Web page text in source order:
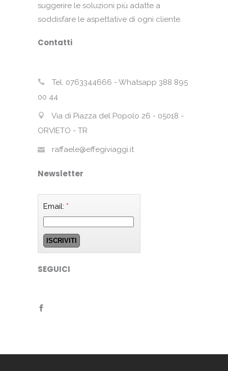
suggerire le soluzioni più adatte a
soddisfare le aspettative di ogni cliente.
Contatti
Tel. 0763344666 - Whatsapp 388 895
00 44
Via di Piazza del Popolo 26 - 05018 -
ORVIETO - TR
raffaele@effegiviaggi.it
Newsletter
Email: *
SEGUICI